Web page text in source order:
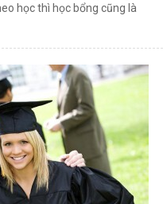
học thì học bổng cũng là